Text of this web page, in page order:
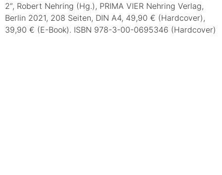
2“, Robert Nehring (Hg.), PRIMA VIER Nehring Verlag,
Berlin 2021, 208 Seiten, DIN A4, 49,90 € (Hardcover),
39,90 € (E-Book). ISBN 978-3-00-0695346 (Hardcover)